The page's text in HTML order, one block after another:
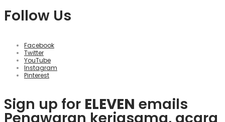
Follow Us
Facebook
Twitter
YouTube
Instagram
Pinterest
Sign up for ELEVEN emails